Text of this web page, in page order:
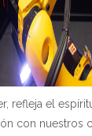
refleja el
con nuestros